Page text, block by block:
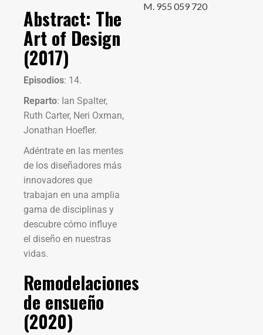
Abstract: The
Art of Design
(2017)
Episodios: 14.
Reparto: Ian Spalter,
Ruth Carter, Neri Oxman,
Jonathan Hoefler.
Adéntrate en las mentes
de los diseñadores más
innovadores que
trabajan en una amplia
gama de disciplinas y
descubre cómo influye
el diseño en nuestras
vidas.
Remodelaciones
de ensueño
(2020)
M. 955 059 720